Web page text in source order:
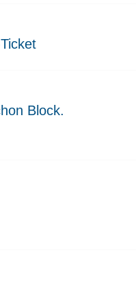
Block.